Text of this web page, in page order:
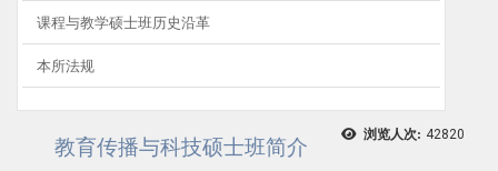
课程与教学硕士班历史沿革
本所法规
浏览人次: 42820
教育传播与科技硕士班简介